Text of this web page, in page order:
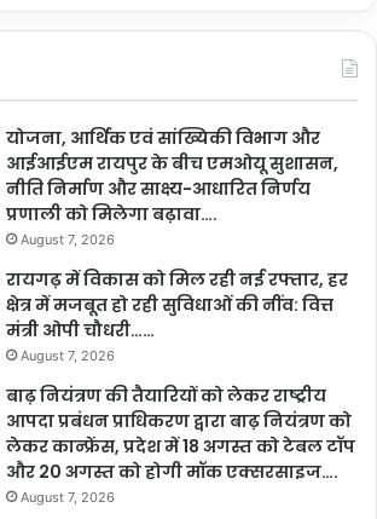
योजना, आर्थिक एवं सांख्यिकी विभाग और
आईआईएम रायपुर के बीच एमओयू सुशासन,
नीति निर्माण और साक्ष्य-आधारित निर्णय
प्रणाली को मिलेगा बढ़ावा….
August 7, 2026
रायगढ़ में विकास को मिल रही नई रफ्तार, हर
क्षेत्र में मजबूत हो रही सुविधाओं की नींव: वित्त
मंत्री ओपी चौधरी……
August 7, 2026
बाढ़ नियंत्रण की तैयारियों को लेकर राष्ट्रीय
आपदा प्रबंधन प्राधिकरण द्वारा बाढ़ नियंत्रण को
लेकर कान्फ्रेंस, प्रदेश में 18 अगस्त को टेबल टॉप
और 20 अगस्त को होगी मॉक एक्सरसाइज….
August 7, 2026